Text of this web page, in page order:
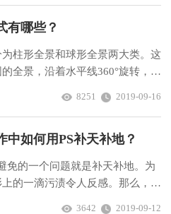
有哪些？
柱形全景和球形全景两大类。这
全景，沿着水平线360°旋转，向
2019-09-16
8251
中如何用PS补天补地？
免的一个问题就是补天补地。为
的一滴污渍令人反感。那么，如
2019-09-12
3642